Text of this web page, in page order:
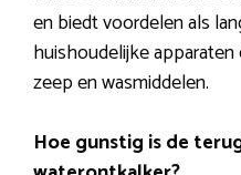
en biedt voordelen als
huishoudelijke
zeep en wasmiddelen.
Hoe gunstig is de